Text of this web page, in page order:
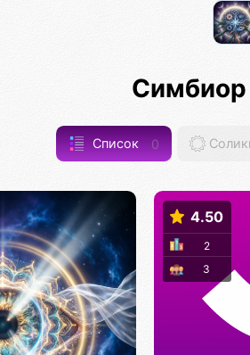
Список 0
4.50
3
2